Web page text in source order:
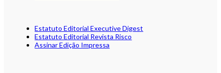
Estatuto Editorial Executive Digest
Estatuto Editorial Revista Risco
Assinar Edição Impressa